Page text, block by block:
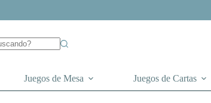
Juegos de Mesa Juegos de Cartas